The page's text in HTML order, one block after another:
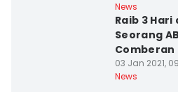
News
Raib 3
Seorang
Comberan
03 Jan 2021,
News